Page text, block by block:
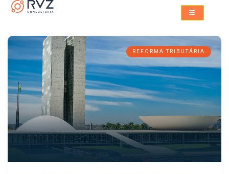
REFORMA TRIBUTÁRIA